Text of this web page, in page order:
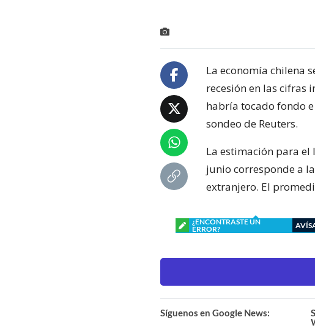
La economía chilena
recesión en las cifras
habría tocado fondo
sondeo de Reuters.
La estimación para el
junio corresponde a
extranjero. El
¿ENCONTRASTE UN
ERROR?
Síguenos en Google News: